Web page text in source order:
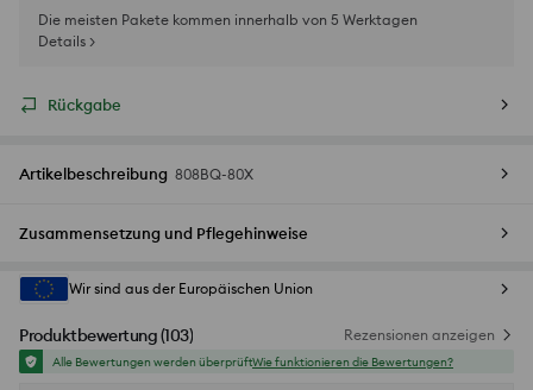
Die meisten Pakete kommen innerhalb von 5 Werktagen
Details >
Rückgabe
Artikelbeschreibung 808BQ-80X
Zusammensetzung und Pflegehinweise
Wir sind aus der Europäischen Union
Produktbewertung(103) Rezensionen anzeigen
Alle Bewertungen werden überprüftWie funktionieren die Bewertungen?